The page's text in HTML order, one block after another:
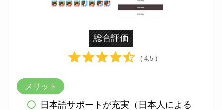
総合評価
( 4.5 )
メリット
日本語サポートが充実（日本人による